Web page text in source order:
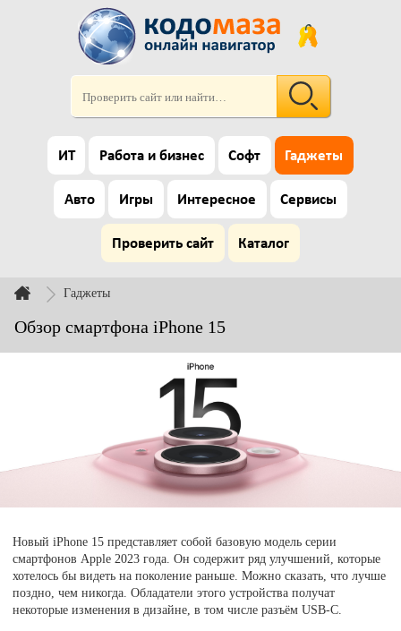
ИТ Работа и бизнес Софт Гаджеты
Авто Игры Интересное Сервисы
Проверить сайт Каталог
Гаджеты
Обзор смартфона iPhone 15
Новый iPhone 15 представляет собой базовую модель серии
смартфонов Apple 2023 года. Он содержит ряд улучшений, которые
хотелось бы видеть на поколение раньше. Можно сказать, что лучше
поздно, чем никогда. Обладатели этого устройства получат
некоторые изменения в дизайне, в том числе разъём USB-C.